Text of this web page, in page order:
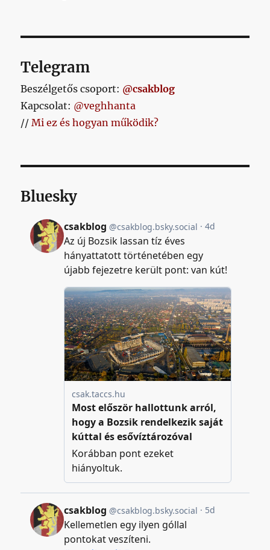
Telegram
Beszélgetős csoport: @csakblog
Kapcsolat: @veghhanta
//Mi ez és hogyan működik?
Bluesky